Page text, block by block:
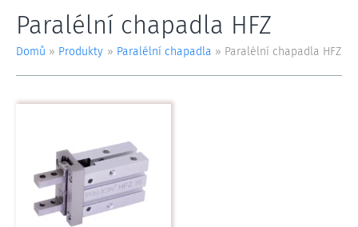
Paralélní chapadla HFZ
Domů Produkty Paralélní chapadla Paralélní chapadla HFZ
má
variant.
Možnosti